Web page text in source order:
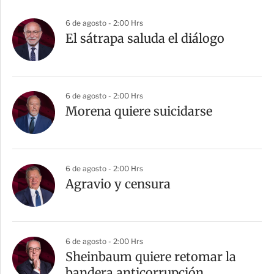
a
r
t
6 de agosto - 2:00 Hrs
El sátrapa saluda el diálogo
6 de agosto - 2:00 Hrs
Morena quiere suicidarse
6 de agosto - 2:00 Hrs
Agravio y censura
6 de agosto - 2:00 Hrs
Sheinbaum quiere retomar la